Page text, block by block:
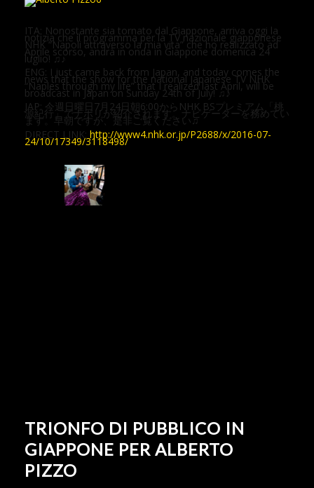
ITA: Nonostante sia tornato dal Giappone, arriva oggi la
notizia che il programma per la TV nazionale giapponese
NHK “Napoli attraverso la mia vita” che ho realizzato ad
Aprile scorso, andrà in onda in Giappone domenica 24
luglio! ♫♪
ENG: I just came back from Japan, and today comes the
news that the show for the national Japanese TV NHK
“Naples through my life” that I realized last April, will be
broadcast in Japan on Sunday 24th of July! ♫♪
JAP: 今週日曜日7月24日朝6:00からNHK BSプレミアム「桃
源紀行」でナポリが紹介されます。ナビゲーターを務めてい
ます。早朝ですが、是非ご覧ください♫
DIRECT LINK: http://www4.nhk.or.jp/P2688/x/2016-07-
24/10/17349/3118498/
TRIONFO DI PUBBLICO IN
GIAPPONE PER ALBERTO
PIZZO